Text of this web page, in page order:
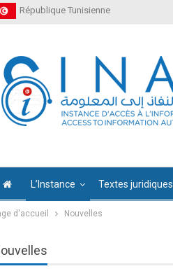
République Tunisienne
L’Instance Textes juridiques
d'accueil Nouvelles